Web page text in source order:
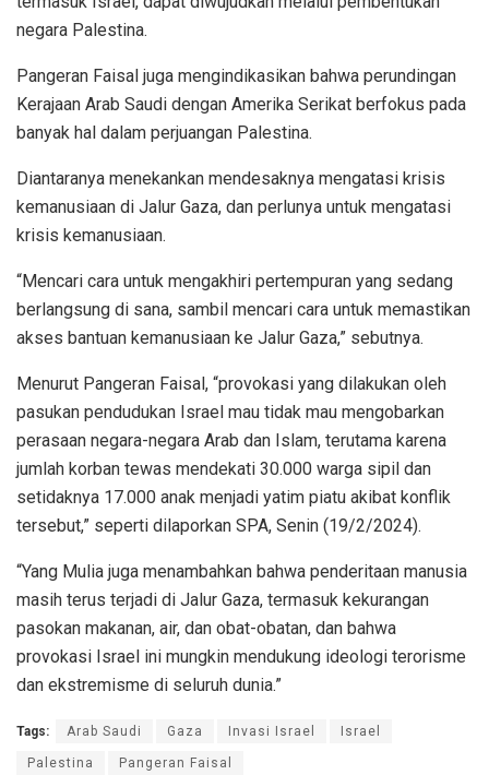
negara Palestina.
Pangeran Faisal juga mengindikasikan bahwa perundingan
Kerajaan Arab Saudi dengan Amerika Serikat berfokus pada
banyak hal dalam perjuangan Palestina.
Diantaranya menekankan mendesaknya mengatasi krisis
kemanusiaan di Jalur Gaza, dan perlunya untuk mengatasi
krisis kemanusiaan.
“Mencari cara untuk mengakhiri pertempuran yang sedang
berlangsung di sana, sambil mencari cara untuk memastikan
akses bantuan kemanusiaan ke Jalur Gaza,” sebutnya.
Menurut Pangeran Faisal, “provokasi yang dilakukan oleh
pasukan pendudukan Israel mau tidak mau mengobarkan
perasaan negara-negara Arab dan Islam, terutama karena
jumlah korban tewas mendekati 30.000 warga sipil dan
setidaknya 17.000 anak menjadi yatim piatu akibat konflik
tersebut,” seperti dilaporkan SPA, Senin (19/2/2024).
“Yang Mulia juga menambahkan bahwa penderitaan manusia
masih terus terjadi di Jalur Gaza, termasuk kekurangan
pasokan makanan, air, dan obat-obatan, dan bahwa
provokasi Israel ini mungkin mendukung ideologi terorisme
dan ekstremisme di seluruh dunia.”
Tags: Arab Saudi Gaza Invasi Israel Israel
Palestina Pangeran Faisal